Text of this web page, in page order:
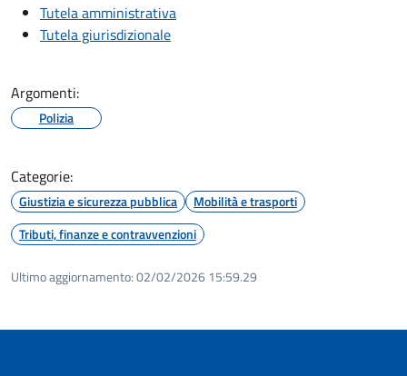
Tutela amministrativa
Tutela giurisdizionale
Argomenti:
Polizia
Categorie:
Giustizia e sicurezza pubblica
Mobilità e trasporti
Tributi, finanze e contravvenzioni
Ultimo aggiornamento:02/02/2026 15:59.29